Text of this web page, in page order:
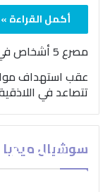
أكمل القراءة »
مصرع 5 أشخاص في سوريا بحوادث منفصلة خلال يوم واحد
عقب استهداف
تتصاعد في
سوشيال“الصحة
ضرورة